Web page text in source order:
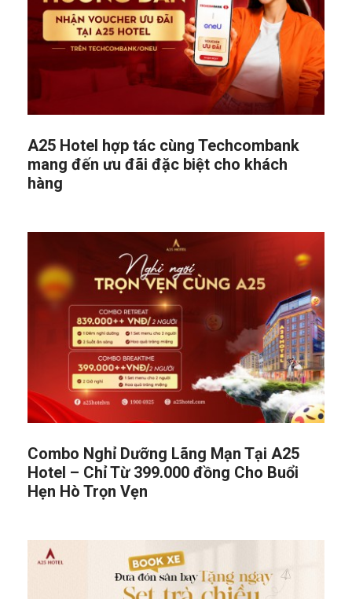
A25 Hotel hợp tác cùng Techcombank
mang đến ưu đãi đặc biệt cho khách
hàng
Combo Nghỉ Dưỡng Lãng Mạn Tại A25
Hotel – Chỉ Từ 399.000 đồng Cho Buổi
Hẹn Hò Trọn Vẹn